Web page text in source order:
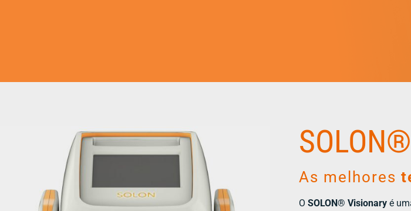
SOLON®
As melhores
O SOLON® Visionary é